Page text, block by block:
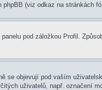
(viz odkaz na stránkách
pod záložkou Profil.
se objevují pod vaším
uživatelů, např. označení